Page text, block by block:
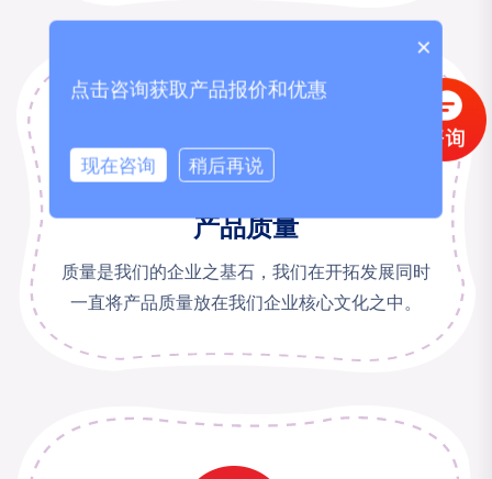
产品质量
质量是我们的企业之基石，我们在开拓发展同时
一直将产品质量放在我们企业核心文化之中。
×
点击咨询获取产品报价和优惠
现在咨询 稍后再说